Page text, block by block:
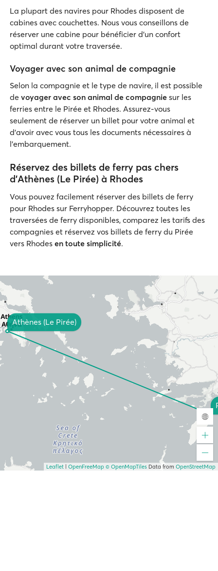
La plupart des navires pour Rhodes disposent de
cabines avec couchettes. Nous vous conseillons de
réserver une cabine pour bénéficier d’un confort
optimal durant votre traversée.
Voyager avec son animal de compagnie
Selon la compagnie et le type de navire, il est possible
de voyager avec son animal de compagnie sur les
ferries entre le Pirée et Rhodes. Assurez-vous
seulement de réserver un billet pour votre animal et
d’avoir avec vous tous les documents nécessaires à
l’embarquement.
Réservez des billets de ferry pas chers
d'Athènes (Le Pirée) à Rhodes
Vous pouvez facilement réserver des billets de ferry
pour Rhodes sur Ferryhopper. Découvrez toutes les
traversées de ferry disponibles, comparez les tarifs des
compagnies et réservez vos billets de ferry du Pirée
vers Rhodes en toute simplicité.
Athènes (Le Pirée)
Leaflet OpenFreeMap © OpenMapTiles Data from OpenStreetMap